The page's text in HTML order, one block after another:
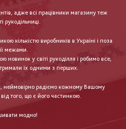
адже всі працівники магазину теж
рукодільниці.
кількістю виробників в Україні і поза
її межами.
новинок у світі рукоділля і робимо все,
їх одними з перших.
радіємо кожному Вашому
того, що є його частинкою.
модно!